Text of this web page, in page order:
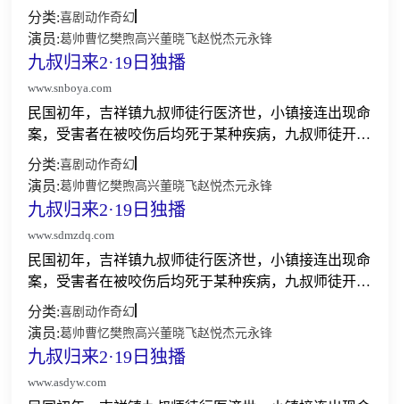
了一场奇趣爆笑的追凶之旅，最终发现凶手是一些为了
躲避灾祸藏于深山中被称为巫狼人的可怜人......
分类:喜剧 动作奇幻
演员:葛帅曹忆樊煦高兴董晓飞赵悦杰元永锋
九叔归来2·19日独播
www.snboya.com
民国初年，吉祥镇九叔师徒行医济世，小镇接连出现命
案，受害者在被咬伤后均死于某种疾病，九叔师徒开始
了一场奇趣爆笑的追凶之旅，最终发现凶手是一些为了
躲避灾祸藏于深山中被称为巫狼人的可怜人......
分类:喜剧 动作奇幻
演员:葛帅曹忆樊煦高兴董晓飞赵悦杰元永锋
九叔归来2·19日独播
www.sdmzdq.com
民国初年，吉祥镇九叔师徒行医济世，小镇接连出现命
案，受害者在被咬伤后均死于某种疾病，九叔师徒开始
了一场奇趣爆笑的追凶之旅，最终发现凶手是一些为了
躲避灾祸藏于深山中被称为巫狼人的可怜人......
分类:喜剧 动作奇幻
演员:葛帅曹忆樊煦高兴董晓飞赵悦杰元永锋
九叔归来2·19日独播
www.asdyw.com